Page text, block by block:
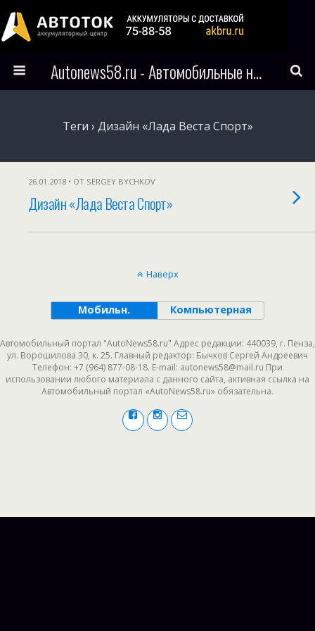
Autonews58.ru - Автомобильные новости Пензы и всего мира
Теги › Дизайн «Лада Веста Спорт»
26.01.2018 • ОТ SERGEY BYCHKOV
Дизайн «Лада Веста Спорт»
Наверх
Мобильн. Компьютерная
Автомобильный портал "AutoNews58.ru" Адрес редакции: 440039, г. Пенза,
ул. Ворошилова 30, к. 25. Главный редактор: Бычков Сергей Андреевич
Телефон: +7 (964) 877-08-18. E-mail: autonews58@mail.ru При
использовании любого материала с данного сайта, активная ссылка на
Автомобильный портал «AutoNews58.ru» обязательна.